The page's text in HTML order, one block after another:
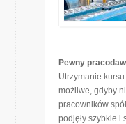
Pewny
Utrzymanie
możliwe, gdyby
pracowników
podjęły szybkie i